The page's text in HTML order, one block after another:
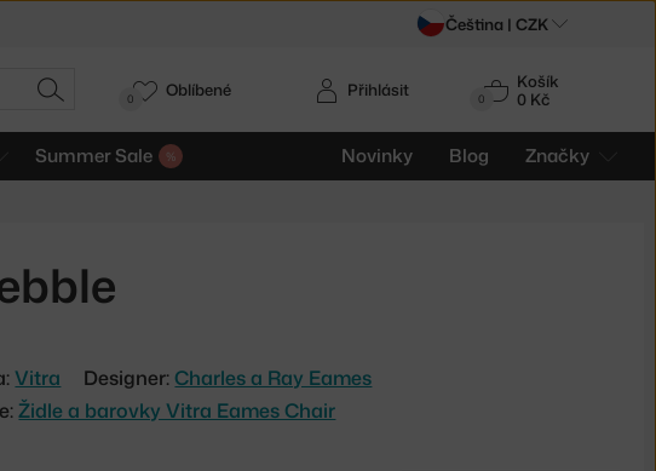
HLEDAT 0
Košík
0 Kč
Summer Sale Novinky Blog Značky
Přihlásit
0 Oblíbené
Vitra Designer:Charles a Ray Eames
Židle a barovky Vitra Eames Chair
Čeština | CZK